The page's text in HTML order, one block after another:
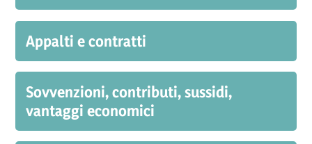
Appalti e contratti
Sovvenzioni, contributi, sussidi,
vantaggi economici